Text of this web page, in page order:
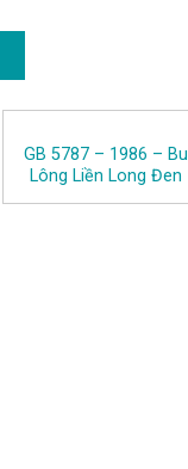
GB 5787 – 1986 – Bu
Lông Liền Long Đen